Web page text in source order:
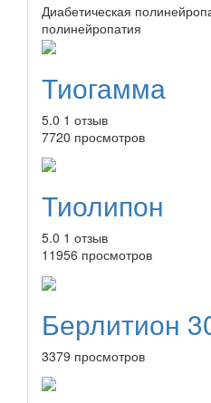
Диабетическая
полинейропатия
Тиогамма
5.0 1 отзыв
7720 просмотров
Тиолипон
5.0 1 отзыв
11956 просмотров
Берлитион
3379 просмотров